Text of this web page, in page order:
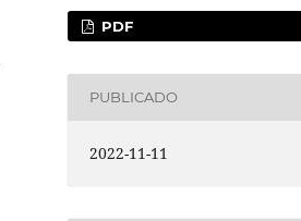
PDF
PUBLICADO
2022-11-11